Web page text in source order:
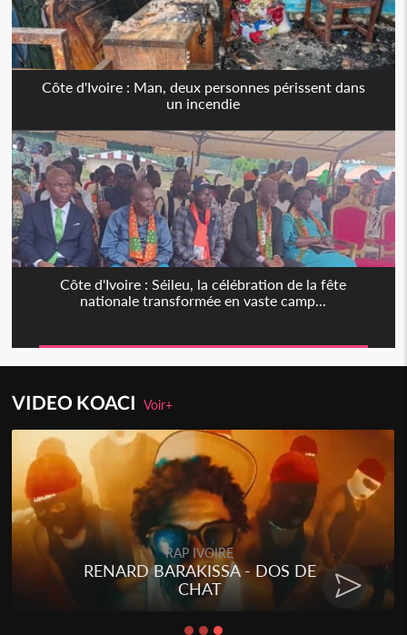
Côte d'Ivoire : Man, deux personnes périssent dans
un incendie
Côte d'Ivoire : Séileu, la célébration de la fête
nationale transformée en vaste camp...
VIDEO KOACIVoir+
Togo
Talakaka - ÉTÉRÉRÉ